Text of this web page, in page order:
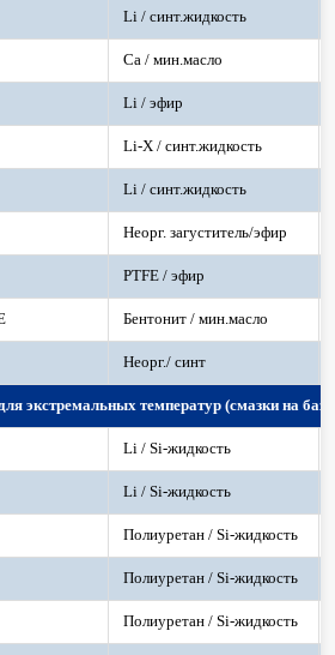
Li / синт.жидкость
Ca / мин.масло
Li / эфир
Li-Х / синт.жидкость
Li / синт.жидкость
Неорг. загуститель/эфир
PTFE / эфир
Бентонит / мин.масло
Неорг./ синт
экстремальных температур (смазки на
Li / Si-жидкость
Li / Si-жидкость
Полиуретан / Si-жидкость
Полиуретан / Si-жидкость
Полиуретан / Si-жидкость